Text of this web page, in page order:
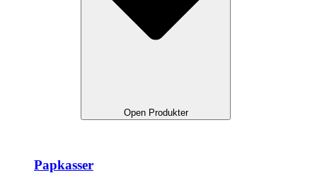
Open Produkter
Papkasser